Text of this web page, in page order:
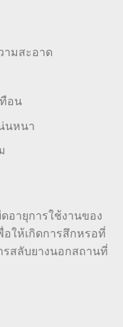
ามสะอาด
อน
นหนา
อายุการใช้งานของ
อให้เกิดการสึกหรอที่
รสลับยางนอกสถานที่